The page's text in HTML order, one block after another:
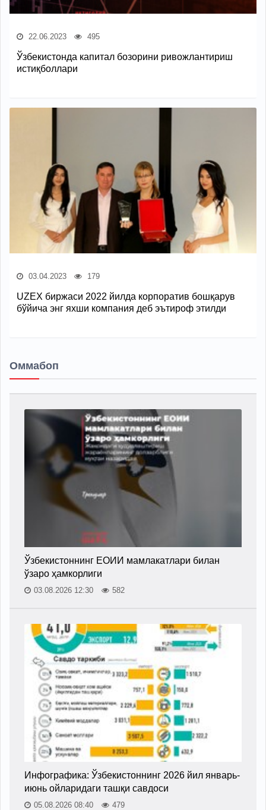
22.06.2023 495
Ўзбекистонда капитал бозорини ривожлантириш
истиқболлари
03.04.2023 179
UZEX биржаси 2022 йилда корпоратив бошқарув
бўйича энг яхши компания деб эътироф этилди
Оммабоп
Ўзбекистоннинг ЕОИИ мамлакатлари билан
ўзаро ҳамкорлиги
03.08.2026 12:30 582
Инфографика: Ўзбекистоннинг 2026 йил январь-
июнь ойларидаги ташқи савдоси
05.08.2026 08:40 479